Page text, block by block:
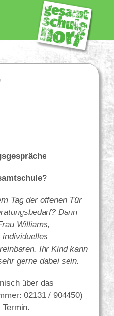
Tag der offenen Tür
Dann
Williams,
individuelles
Ihr Kind kann
gerne dabei sein.
über das
02131 / 904450)